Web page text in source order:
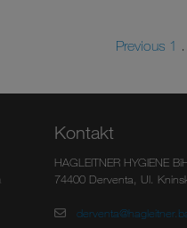
Previous 1
Kontakt
HAGLEITNER HYGIENE
74400 Derventa, Ul.